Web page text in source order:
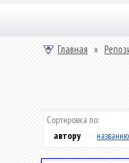
Главная »
Сортировка по:
автору
названию